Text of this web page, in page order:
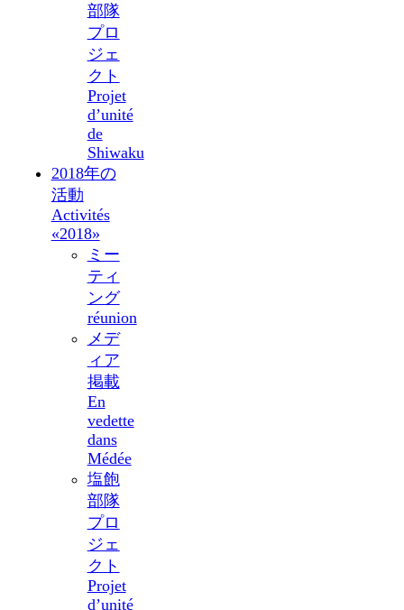
部隊
プロ
ジェ
クト
Projet
d’unité
de
Shiwaku
2018年の
活動
Activités
«2018»
ミー
ティ
ング
réunion
メデ
ィア
掲載
En
vedette
dans
Médée
塩飽
部隊
プロ
ジェ
クト
Projet
d’unité